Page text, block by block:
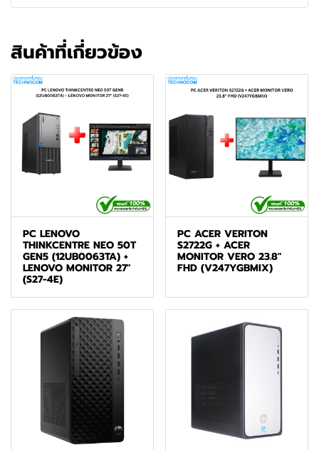
สินค้าที่เกี่ยวข้อง
PC LENOVO
THINKCENTRE NEO 50T
GEN5 (12UB0063TA) +
LENOVO MONITOR 27"
(S27-4E)
PC ACER VERITON
S2722G + ACER
MONITOR VERO 23.8"
FHD (V247YGBMIX)